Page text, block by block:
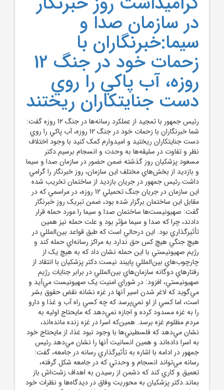
در سازمان صدا و
سيما:خبرنگاران با
زحمات خود در جنگ 12
روزه، آب پاکي را روي
دست جنايتکاران ريختند
رئيس جمهور با تمجيد از عملکرد رسانه‌ها در جنگ 12 روزه گفت:
شما خبرنگاران با زحمات خود در جنگ 12 روزه، آب پاکي را روي
دست جنايتکاران ريختيد و اميدوارم کمک کنيد با وجود اختلاف
نظر و تفاوت در سليقه‌ها به وحدت و انسجام برسيم.دکتر
مسعود پزشکيان روز گذشته ضمن حضور در سازمان صدا و سيما
و بازديد از بخش‌هاي مختلف اين سازمان، روز خبرنگار را گرامي
داشت.رئيس جمهور در جريان بازديد از ساختمان تخريب شده
اين سازمان در جريان جنگ تحميلي 12 روزه، در مراسمي که در
مقابل اين ساختمان برگزار شده بود، ضمن تبريک روز خبرنگار
گفت: صهيونيست‌ها ساختمان صدا و سيما را مورد حمله قرار
دادند، چرا که صدا و سيما مؤثر بود و علت حمله نيز همين
تأثيرگذاري بود. اين درحالي است که طبق قواعد بين‌المللي در
هيچ جنگي هيچ کس حق ندارد به مراکز رسانه‌اي حمله کند و
رژيم صهيونيستي با اين حمله نشان داد که به هيچ يک از
چارچوب‌هاي بين‌المللي پايبند نيست.دکتر پزشکيان با انتقاد از
رفتارهاي دوگانه سازمان‌هاي بين‌المللي در برابر جنايات رژيم
صهيونيستي، افزود: در شوراي امنيت يک صهيونيست مي‌آيد و
مي‌گويد که لاغر شدن اسير آنها در غزه نشانه نقض حقوق بشر
است، اما کسي از او نمي‌پرسد که چه کسي راه آب و غذا و دارو
را به غزه مسدود کرده و اجازه نمي‌دهد که مايحتاج اوليه به
مردم مظلوم غزه برسد. همين‌که اسرا در غزه زنده مانده‌اند،
نشان مي‌دهد که فلسطيني‌ها با وجود نبود غذا، از مايحتاج خود
به اسرا داده‌اند و همين انسانيت آنها را نشان مي‌دهد.رئيس
جمهور در ادامه با اشاره به تأثيرگذاري رسانه در جامعه، گفت:
رسانه مي‌تواند انسجام و وحدتي که در جامعه شکل گرفته،
تعميق و کاري کند که دشمن از رسيدن به اهداف زشت‌اش باز
بماند.دکتر پزشکيان به محوريت وفاق در ديدگاه‌ها و نظرات خود